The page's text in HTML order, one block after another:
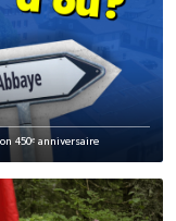
450ᵉ anniversaire